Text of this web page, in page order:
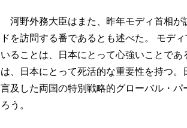
河野外務大臣はまた、昨年モディ首相が
ドを訪問する番であるとも述べた。 モデ
いることは、日本にとって心強いことで
は、日本にとって死活的な重要性を持つ
言及した両国の特別戦略的グローバル・
ろう。